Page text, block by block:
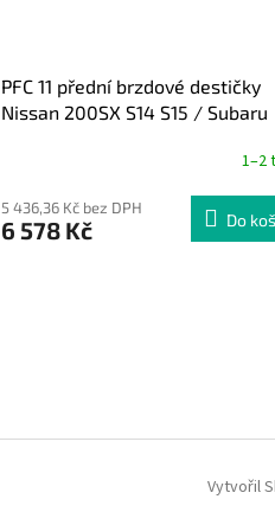
PFC 11 přední brzdové destičky
Nissan 200SX S14 S15 / Subaru
1–2
5 436,36 Kč bez DPH
6 578 Kč Do
Vytvořil